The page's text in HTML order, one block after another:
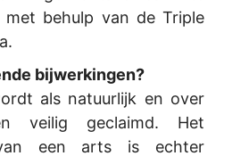
met behulp van de Triple
bijwerkingen?
als natuurlijk en over
veilig geclaimd. Het
een arts is echter